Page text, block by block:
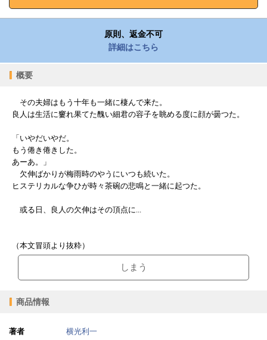
原則、返金不可
詳細はこちら
概要
その夫婦はもう十年も一緒に棲んで来た。
良人は生活に窶れ果てた醜い細君の容子を眺める度に顔が曇つた。
「いやだいやだ。
もう倦き倦きした。
あーあ。」
欠伸ばかりが梅雨時のやうにいつも続いた。
ヒステリカルな争ひが時々茶碗の悲鳴と一緒に起つた。
或る日、良人の欠伸はその頂点に...
（本文冒頭より抜粋）
しまう
商品情報
著者
横光利一